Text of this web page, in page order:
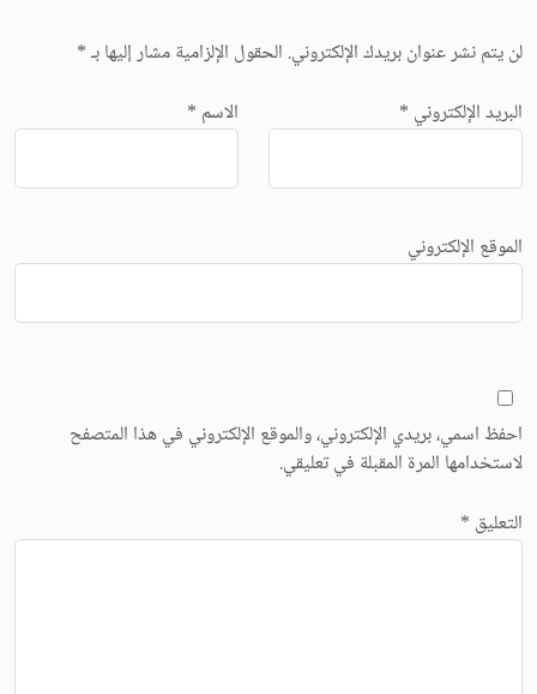
لن يتم نشر عنوان بريدك الإلكتروني. الحقول الإلزامية مشار إليها بـ*
الاسم * البريد الإلكتروني *
الموقع الإلكتروني
احفظ اسمي، بريدي الإلكتروني، والموقع الإلكتروني في هذا المتصفح
لاستخدامها المرة المقبلة في تعليقي.
التعليق *